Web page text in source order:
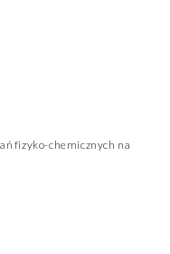
fizyko-chemicznych na